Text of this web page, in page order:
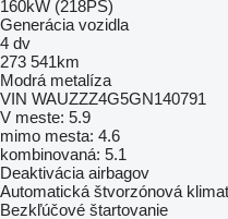
160kW (218PS)
Generácia vozidla
4 dv
273 541km
Modrá metalíza
VIN WAUZZZ4G5GN140791
V meste: 5.9
mimo mesta: 4.6
kombinovaná: 5.1
Deaktivácia airbagov
Automatická štvorzónová
Bezkľúčové štartovanie